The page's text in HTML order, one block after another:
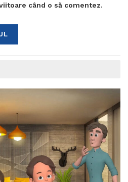
când o să comentez.